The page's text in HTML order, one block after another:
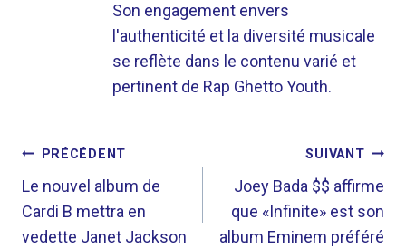
Son engagement envers
l'authenticité et la diversité musicale
se reflète dans le contenu varié et
pertinent de Rap Ghetto Youth.
NAVIGATION
DE
L’ARTICLE
PRÉCÉDENT
Le nouvel album de
Cardi B mettra en
vedette Janet Jackson
SUIVANT
Joey Bada $$ affirme
que «Infinite» est son
album Eminem préféré